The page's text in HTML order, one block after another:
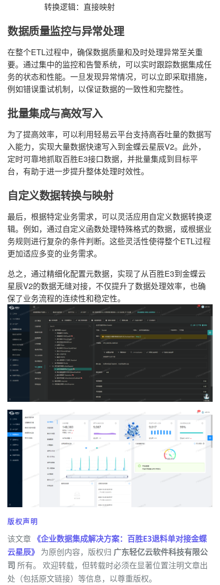
转换逻辑：直接映射
数据质量监控与异常处理
在整个ETL过程中，确保数据质量和及时处理异常至关重
要。通过集中的监控和告警系统，可以实时跟踪数据集成任
务的状态和性能。一旦发现异常情况，可以立即采取措施，
例如错误重试机制，以保证数据的一致性和完整性。
批量集成与高效写入
为了提高效率，可以利用轻易云平台支持高吞吐量的数据写
入能力，实现大量数据快速写入到金蝶云星辰V2。此外，
定时可靠地抓取百胜E3接口数据，并批量集成到目标平
台，有助于进一步提升整体处理时效性。
自定义数据转换与映射
最后，根据特定业务需求，可以灵活应用自定义数据转换逻
辑。例如，通过自定义函数处理特殊格式的数据，或根据业
务规则进行复杂的条件判断。这些灵活性使得整个ETL过程
更加适应多变的业务需求。
总之，通过精细化配置元数据，实现了从百胜E3到金蝶云
星辰V2的数据无缝对接，不仅提升了数据处理效率，也确
保了业务流程的连续性和稳定性。
版权声明
该文章 《企业数据集成解决方案：百胜E3退料单对接金蝶
云星辰》 为原创内容，版权归 广东轻亿云软件科技有限公
司 所有。 欢迎转载，但转载时必须在显著位置注明文章出
处（包括原文链接）等信息，以尊重版权。